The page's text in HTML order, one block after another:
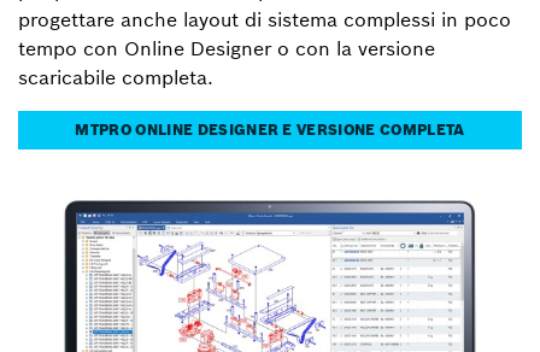
progettare anche layout di sistema complessi in poco
tempo con Online Designer o con la versione
scaricabile completa.
MTPRO ONLINE DESIGNER E VERSIONE COMPLETA